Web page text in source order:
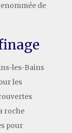
de
les-Bains
les
roche
pour